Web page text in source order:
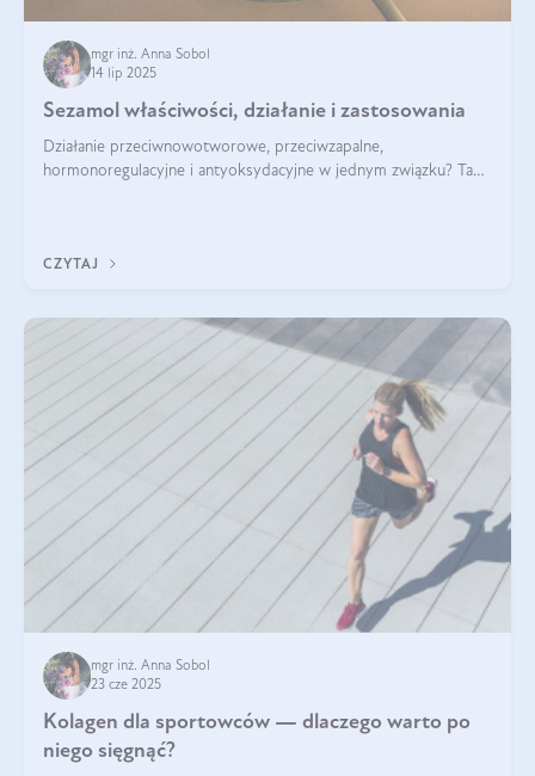
mgr inż. Anna Sobol
14 lip 2025
Sezamol właściwości, działanie i zastosowania
Działanie przeciwnowotworowe, przeciwzapalne,
hormonoregulacyjne i antyoksydacyjne w jednym związku? Tak
CZYTAJ
mgr inż. Anna Sobol
23 cze 2025
Kolagen dla sportowców — dlaczego warto po
niego sięgnąć?